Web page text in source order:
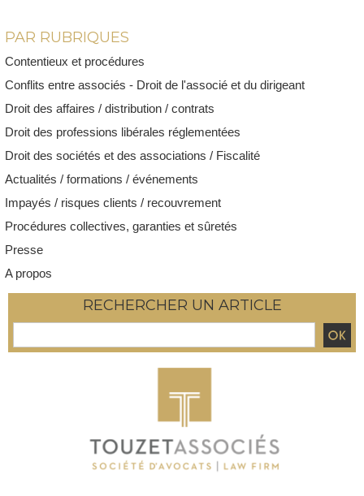
PAR RUBRIQUES
Contentieux et procédures
Conflits entre associés - Droit de l'associé et du dirigeant
Droit des affaires / distribution / contrats
Droit des professions libérales réglementées
Droit des sociétés et des associations / Fiscalité
Actualités / formations / événements
Impayés / risques clients / recouvrement
Procédures collectives, garanties et sûretés
Presse
A propos
RECHERCHER UN ARTICLE